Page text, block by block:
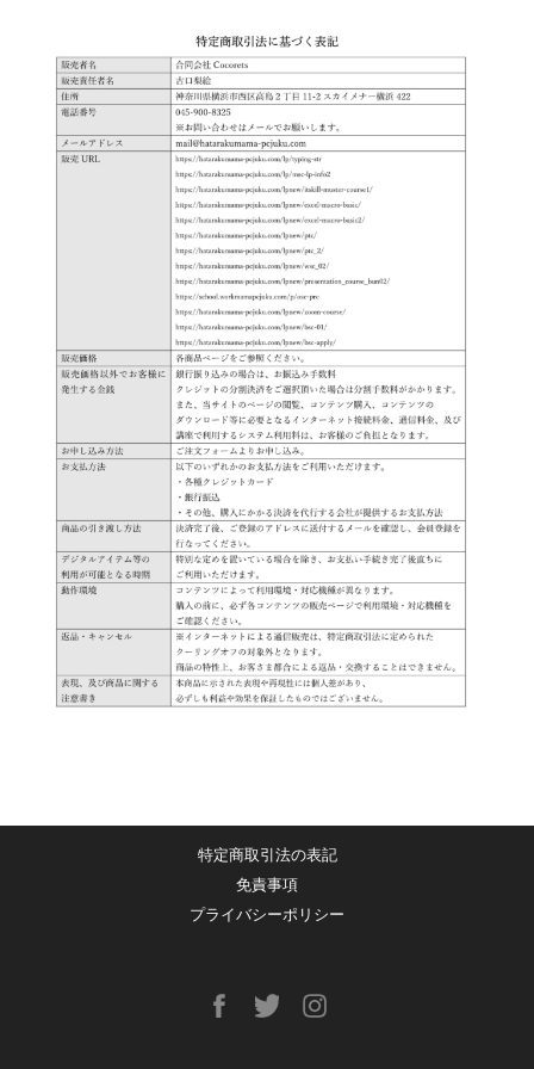
特定商取引法の表記
免責事項
プライバシーポリシー